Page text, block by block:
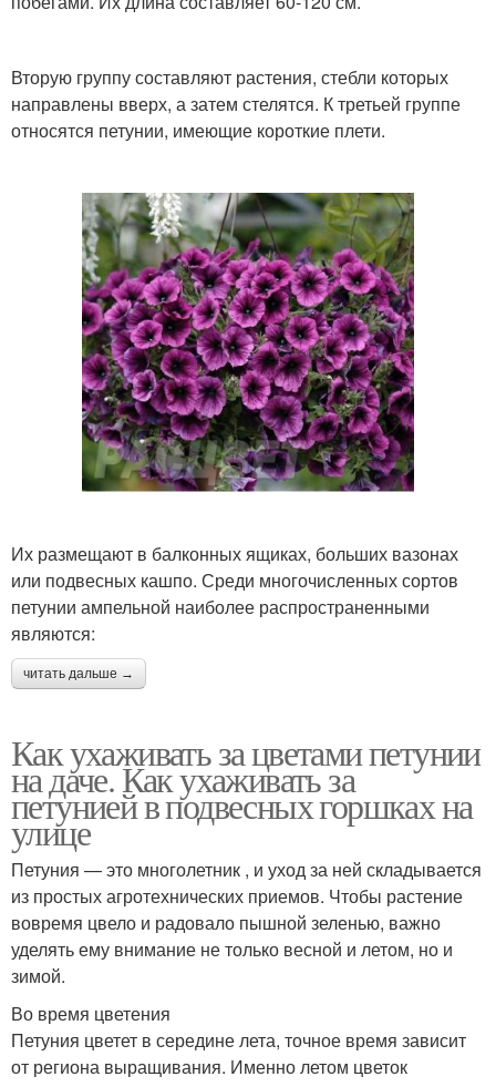
Вторую группу составляют растения, стебли которых
направлены вверх, а затем стелятся. К третьей группе
относятся петунии, имеющие короткие плети.
Их размещают в балконных ящиках, больших вазонах
или подвесных кашпо. Среди многочисленных сортов
петунии ампельной наиболее распространенными
являются:
читать дальше →
Как ухаживать за цветами петунии
на даче. Как ухаживать за
петунией в подвесных горшках на
улице
Петуния — это многолетник , и уход за ней складывается
из простых агротехнических приемов. Чтобы растение
вовремя цвело и радовало пышной зеленью, важно
уделять ему внимание не только весной и летом, но и
зимой.
Во время цветения
Петуния цветет в середине лета, точное время зависит
от региона выращивания. Именно летом цветок